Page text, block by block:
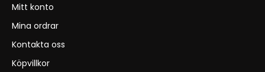
Mitt konto
Mina ordrar
Kontakta oss
Köpvillkor